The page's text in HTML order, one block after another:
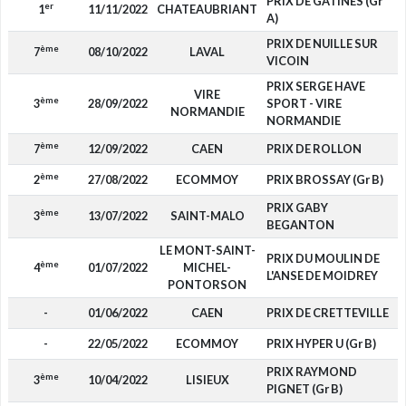
1er 11/11/2022 CHATEAUBRIANT
A)
7ème 08/10/2022 LAVAL
PRIX DE NUILLE SUR
VICOIN
3ème 28/09/2022
VIRE
NORMANDIE
PRIX SERGE HAVE
SPORT - VIRE
NORMANDIE
7ème 12/09/2022 CAEN PRIX DE ROLLON
2ème 27/08/2022 ECOMMOY PRIX BROSSAY (Gr B)
3ème 13/07/2022 SAINT-MALO
PRIX GABY
BEGANTON
4ème 01/07/2022
LE MONT-SAINT-
MICHEL-
PONTORSON
PRIX DU MOULIN DE
L'ANSE DE MOIDREY
- 01/06/2022 CAEN PRIX DE CRETTEVILLE
- 22/05/2022 ECOMMOY PRIX HYPER U (Gr B)
3ème 10/04/2022 LISIEUX
PRIX RAYMOND
PIGNET (Gr B)